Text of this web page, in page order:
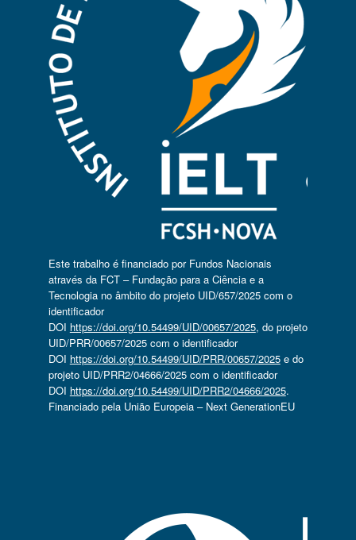
Este trabalho é financiado por Fundos Nacionais
através da FCT – Fundação para a Ciência e a
Tecnologia no âmbito do projeto UID/657/2025 com o
identificador
DOI https://doi.org/10.54499/UID/00657/2025, do projeto
UID/PRR/00657/2025 com o identificador
DOI https://doi.org/10.54499/UID/PRR/00657/2025e do
projeto UID/PRR2/04666/2025 com o identificador
DOI https://doi.org/10.54499/UID/PRR2/04666/2025.
Financiado pela União Europeia – Next GenerationEU